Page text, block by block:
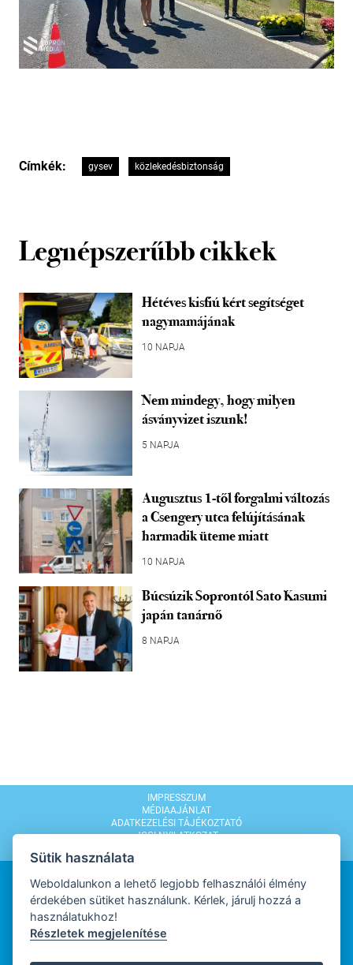
Címkék: gysev közlekedésbiztonság
Legnépszerűbb cikkek
Hétéves kisfiú kért segítséget
nagymamájának
10 NAPJA
Nem mindegy, hogy milyen
ásványvizet iszunk!
5 NAPJA
Augusztus 1-től forgalmi változás
a Csengery utca felújításának
harmadik üteme miatt
10 NAPJA
Búcsúzik Soprontól Sato Kasumi
japán tanárnő
8 NAPJA
IMPRESSZUM
MÉDIAAJÁNLAT
ADATKEZELÉSI TÁJÉKOZTATÓ
JOGI NYILATKOZAT
WEBDESIGN
Sütik használata
Weboldalunkon a lehető legjobb felhasználói élmény
érdekében sütiket használunk. Kérlek, járulj hozzá a
használatukhoz!
Részletek megjelenítése